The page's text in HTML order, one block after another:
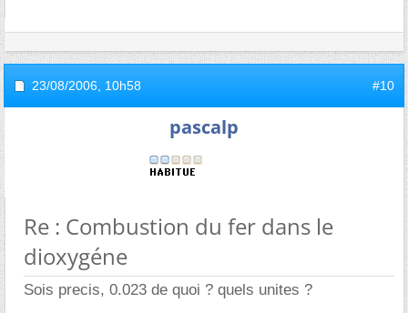
23/08/2006, 10h58 #10
pascalp
Re : Combustion du fer dans le
dioxygéne
Sois precis, 0.023 de quoi ? quels unites ?